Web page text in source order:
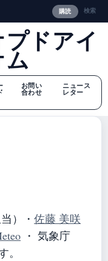
購読 検索
ドアイ
お問い
合わせ
ニュース
レター
） ・ 佐藤 美咲
・ 気象庁